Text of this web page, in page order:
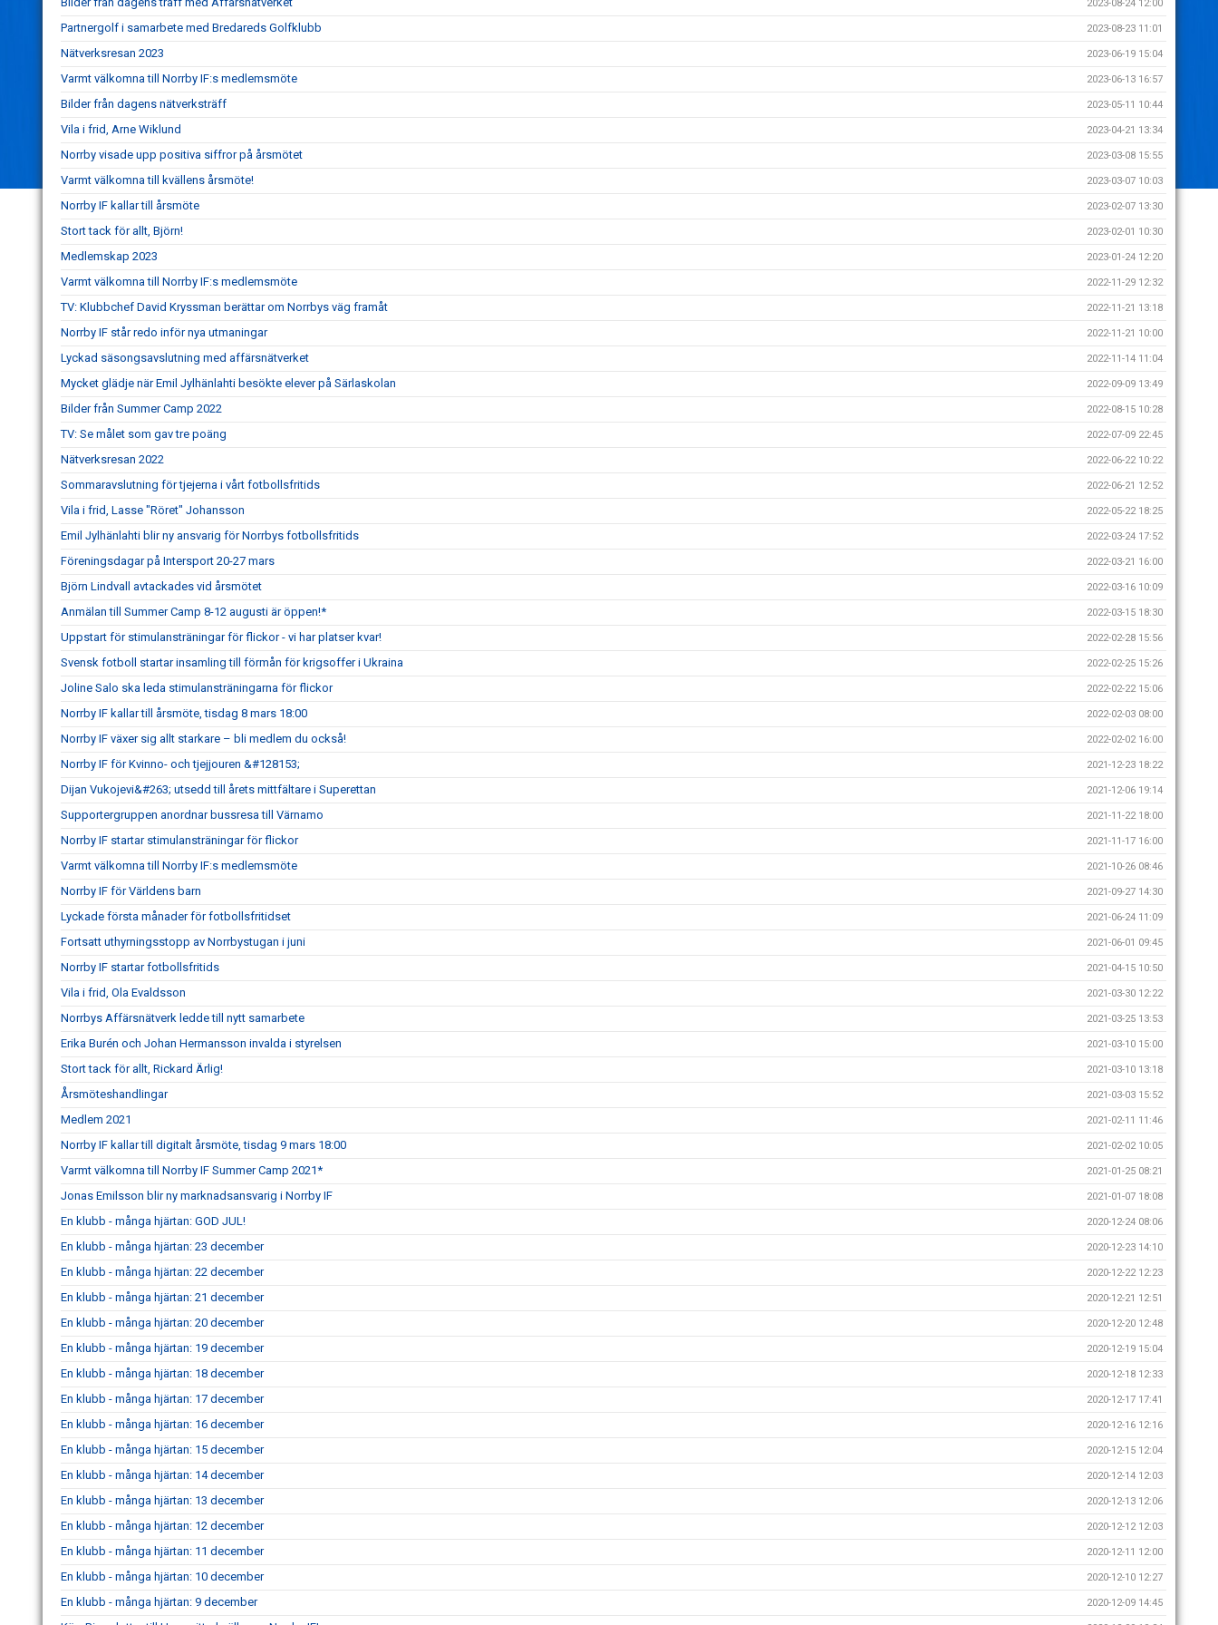
2023-08-24 12:00
Partnergolf i samarbete med Bredareds Golfklubb 2023-08-23 11:01
Nätverksresan 2023 2023-06-19 15:04
Varmt välkomna till Norrby IF:s medlemsmöte 2023-06-13 16:57
Bilder från dagens nätverksträff 2023-05-11 10:44
Vila i frid, Arne Wiklund 2023-04-21 13:34
Norrby visade upp positiva siffror på årsmötet 2023-03-08 15:55
Varmt välkomna till kvällens årsmöte! 2023-03-07 10:03
Norrby IF kallar till årsmöte 2023-02-07 13:30
Stort tack för allt, Björn! 2023-02-01 10:30
Medlemskap 2023 2023-01-24 12:20
Varmt välkomna till Norrby IF:s medlemsmöte 2022-11-29 12:32
TV: Klubbchef David Kryssman berättar om Norrbys väg framåt 2022-11-21 13:18
Norrby IF står redo inför nya utmaningar 2022-11-21 10:00
Lyckad säsongsavslutning med affärsnätverket 2022-11-14 11:04
Mycket glädje när Emil Jylhänlahti besökte elever på Särlaskolan 2022-09-09 13:49
Bilder från Summer Camp 2022 2022-08-15 10:28
TV: Se målet som gav tre poäng 2022-07-09 22:45
Nätverksresan 2022 2022-06-22 10:22
Sommaravslutning för tjejerna i vårt fotbollsfritids 2022-06-21 12:52
Vila i frid, Lasse "Röret" Johansson 2022-05-22 18:25
Emil Jylhänlahti blir ny ansvarig för Norrbys fotbollsfritids 2022-03-24 17:52
Föreningsdagar på Intersport 20-27 mars 2022-03-21 16:00
Björn Lindvall avtackades vid årsmötet 2022-03-16 10:09
Anmälan till Summer Camp 8-12 augusti är öppen!* 2022-03-15 18:30
Uppstart för stimulansträningar för flickor - vi har platser kvar! 2022-02-28 15:56
Svensk fotboll startar insamling till förmån för krigsoffer i Ukraina 2022-02-25 15:26
Joline Salo ska leda stimulansträningarna för flickor 2022-02-22 15:06
Norrby IF kallar till årsmöte, tisdag 8 mars 18:00 2022-02-03 08:00
Norrby IF växer sig allt starkare – bli medlem du också! 2022-02-02 16:00
Norrby IF för Kvinno- och tjejjouren &#128153; 2021-12-23 18:22
Dijan Vukojevi&#263; utsedd till årets mittfältare i Superettan 2021-12-06 19:14
Supportergruppen anordnar bussresa till Värnamo 2021-11-22 18:00
Norrby IF startar stimulansträningar för flickor 2021-11-17 16:00
Varmt välkomna till Norrby IF:s medlemsmöte 2021-10-26 08:46
Norrby IF för Världens barn 2021-09-27 14:30
Lyckade första månader för fotbollsfritidset 2021-06-24 11:09
Fortsatt uthyrningsstopp av Norrbystugan i juni 2021-06-01 09:45
Norrby IF startar fotbollsfritids 2021-04-15 10:50
Vila i frid, Ola Evaldsson 2021-03-30 12:22
Norrbys Affärsnätverk ledde till nytt samarbete 2021-03-25 13:53
Erika Burén och Johan Hermansson invalda i styrelsen 2021-03-10 15:00
Stort tack för allt, Rickard Ärlig! 2021-03-10 13:18
Årsmöteshandlingar 2021-03-03 15:52
Medlem 2021 2021-02-11 11:46
Norrby IF kallar till digitalt årsmöte, tisdag 9 mars 18:00 2021-02-02 10:05
Varmt välkomna till Norrby IF Summer Camp 2021* 2021-01-25 08:21
Jonas Emilsson blir ny marknadsansvarig i Norrby IF 2021-01-07 18:08
En klubb - många hjärtan: GOD JUL! 2020-12-24 08:06
En klubb - många hjärtan: 23 december 2020-12-23 14:10
En klubb - många hjärtan: 22 december 2020-12-22 12:23
En klubb - många hjärtan: 21 december 2020-12-21 12:51
En klubb - många hjärtan: 20 december 2020-12-20 12:48
En klubb - många hjärtan: 19 december 2020-12-19 15:04
En klubb - många hjärtan: 18 december 2020-12-18 12:33
En klubb - många hjärtan: 17 december 2020-12-17 17:41
En klubb - många hjärtan: 16 december 2020-12-16 12:16
En klubb - många hjärtan: 15 december 2020-12-15 12:04
En klubb - många hjärtan: 14 december 2020-12-14 12:03
En klubb - många hjärtan: 13 december 2020-12-13 12:06
En klubb - många hjärtan: 12 december 2020-12-12 12:03
En klubb - många hjärtan: 11 december 2020-12-11 12:00
En klubb - många hjärtan: 10 december 2020-12-10 12:27
En klubb - många hjärtan: 9 december 2020-12-09 14:45